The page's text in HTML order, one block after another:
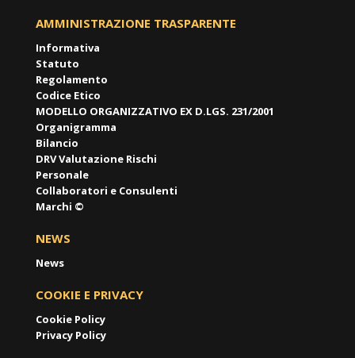
AMMINISTRAZIONE TRASPARENTE
Informativa
Statuto
Regolamento
Codice Etico
MODELLO ORGANIZZATIVO EX D.LGS. 231/2001
Organigramma
Bilancio
DRV Valutazione Rischi
Personale
Collaboratori e Consulenti
Marchi ©
NEWS
News
COOKIE E PRIVACY
Cookie Policy
Privacy Policy